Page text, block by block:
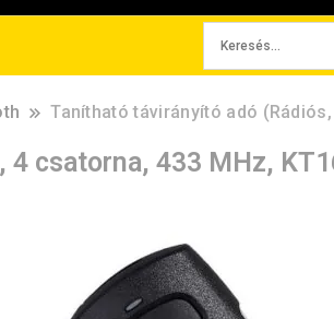
Tanítható távirányító adó
csatorna, 433 MHz,